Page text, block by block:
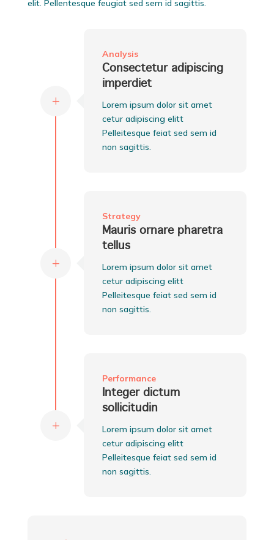
elit. Pellentesque feugiat sed sem id sagittis.
L
Analysis
Consectetur adipiscing
imperdiet
Lorem ipsum dolor sit amet
cetur adipiscing elitt
Pelleitesque feiat sed sem id
non sagittis.
L
Strategy
Mauris ornare pharetra
tellus
Lorem ipsum dolor sit amet
cetur adipiscing elitt
Pelleitesque feiat sed sem id
non sagittis.
L
Performance
Integer dictum
sollicitudin
Lorem ipsum dolor sit amet
cetur adipiscing elitt
Pelleitesque feiat sed sem id
non sagittis.